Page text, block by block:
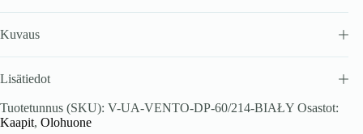
Kuvaus
Lisätiedot
Tuotetunnus (SKU): V-UA-VENTO-DP-60/214-BIAŁY Osastot:
Kaapit, Olohuone